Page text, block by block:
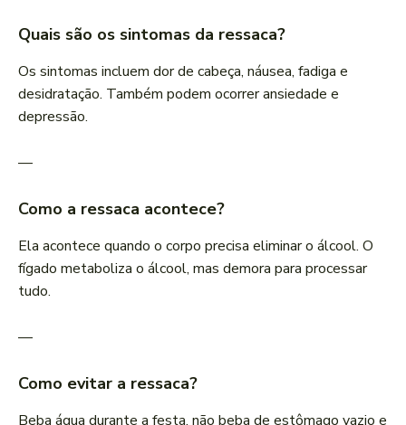
Quais são os sintomas da ressaca?
Os sintomas incluem dor de cabeça, náusea, fadiga e
desidratação. Também podem ocorrer ansiedade e
depressão.
—
Como a ressaca acontece?
Ela acontece quando o corpo precisa eliminar o álcool. O
fígado metaboliza o álcool, mas demora para processar
tudo.
—
Como evitar a ressaca?
Beba água durante a festa, não beba de estômago vazio e